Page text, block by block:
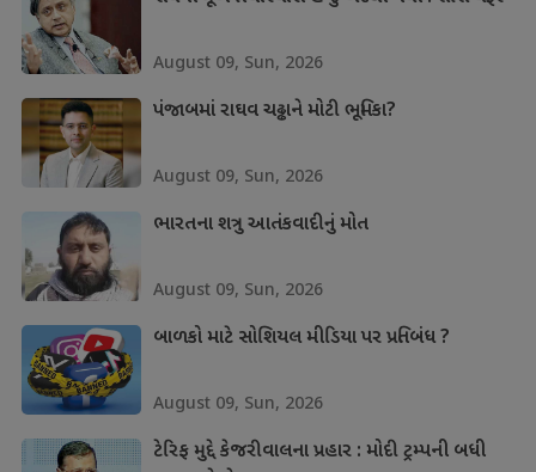
August 09, Sun, 2026
પંજાબમાં રાઘવ ચઢ્ઢાને મોટી ભૂમિકા?
August 09, Sun, 2026
ભારતના શત્રુ આતંકવાદીનું મોત
August 09, Sun, 2026
બાળકો માટે સોશિયલ મીડિયા પર પ્રતિબંધ ?
August 09, Sun, 2026
ટેરિફ મુદ્દે કેજરીવાલના પ્રહાર : મોદી ટ્રમ્પની બધી